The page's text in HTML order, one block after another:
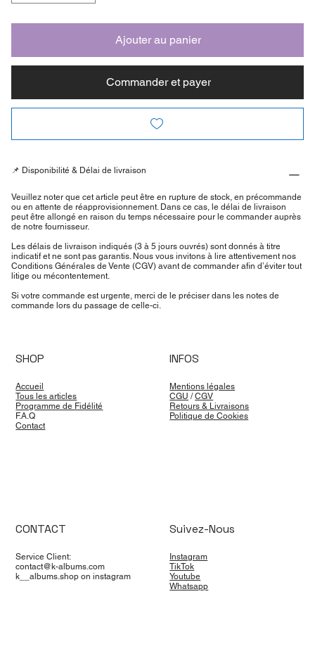
Ajouter au panier
Commander et payer
📌 Disponibilité & Délai de livraison
Veuillez noter que cet article peut être en rupture de stock, en précommande
ou en attente de réapprovisionnement. Dans ce cas, le délai de livraison
peut être allongé en raison du temps nécessaire pour le commander auprès
de notre fournisseur.
Les délais de livraison indiqués (3 à 5 jours ouvrés) sont donnés à titre
indicatif et ne sont pas garantis. Nous vous invitons à lire attentivement nos
Conditions Générales de Vente (CGV) avant de commander afin d’éviter tout
litige ou mécontentement.
Si votre commande est urgente, merci de le préciser dans les notes de
commande lors du passage de celle-ci.
SHOP
Accueil
Tous les articles
Programme de Fidélité
F.A.Q
Contact
INFOS
Mentions légales
CGU /CGV
Retours & Livraisons
Politique de Cookies
CONTACT
Service Client:
contact@k-albums.com
k__albums.shop on instagram
Suivez-Nous
Instagram
TikTok
Youtube
Whatsapp